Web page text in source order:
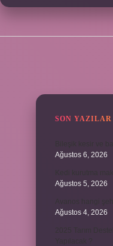
SON YAZILAR
Ağustos 6, 2026
Ağustos 5, 2026
Ağustos 4, 2026